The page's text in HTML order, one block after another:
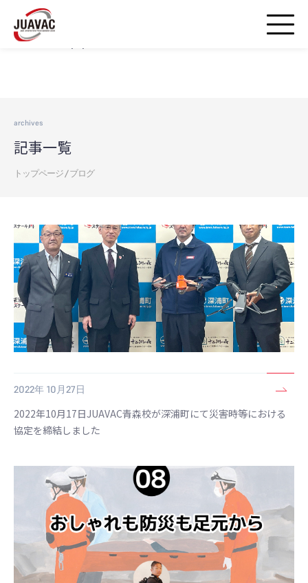
Warning: strpos() expects parameter 1 to be string, array given in
/home/airds/juavac-droneschool.jp/public_html/wp-
includes/blocks.php
archives
記事一覧
トップページ/ブログ
2022年 10月27日
2022年10月17日JUAVAC青森校が深浦町にて災害時等における
協定を締結しました